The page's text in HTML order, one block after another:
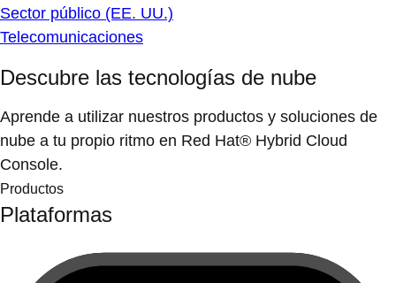
Sector público (EE. UU.)
Telecomunicaciones
Descubre las tecnologías de nube
Aprende a utilizar nuestros productos y soluciones de
nube a tu propio ritmo en Red Hat® Hybrid Cloud
Console.
Productos
Plataformas